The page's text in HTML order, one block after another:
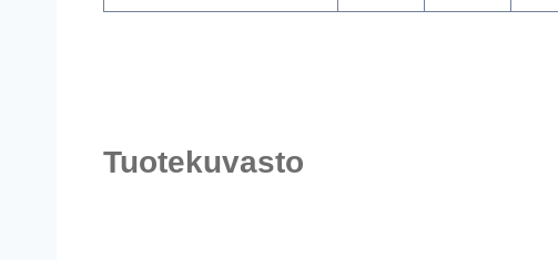
Tuotekuvasto